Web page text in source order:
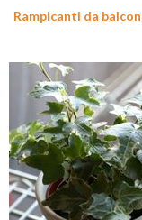
Rampicanti da